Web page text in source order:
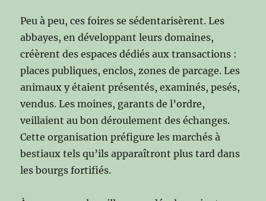
Peu à peu, ces foires se sédentarisèrent. Les
abbayes, en développant leurs domaines,
créèrent des espaces dédiés aux transactions :
places publiques, enclos, zones de parcage. Les
animaux y étaient présentés, examinés, pesés,
vendus. Les moines, garants de l’ordre,
veillaient au bon déroulement des échanges.
Cette organisation préfigure les marchés à
bestiaux tels qu’ils apparaîtront plus tard dans
les bourgs fortifiés.